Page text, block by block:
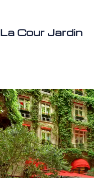
La Cour Jardin